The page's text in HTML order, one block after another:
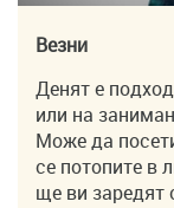
Везни
Денят е
или на
Може да
се потопите в
ще ви заредят